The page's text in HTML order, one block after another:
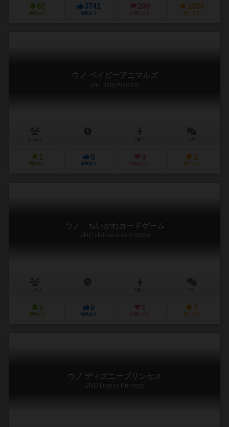
62
興味あり
3741
経験あり
299
お気に入り
1923
持ってる
ウノ ベイビーアニマルズ
uno BabyAnimals
1
興味あり
0
経験あり
0
お気に入り
1
持ってる
ウノ ちいかわカードゲーム
UNO chiikawa card game
1
興味あり
0
経験あり
1
お気に入り
7
持ってる
ウノ ディズニープリンセス
UNO Disney Princess